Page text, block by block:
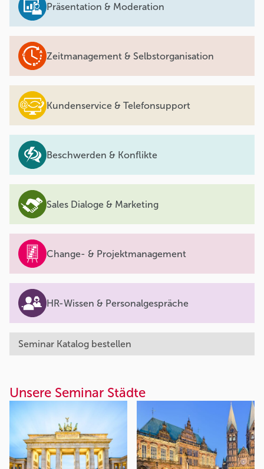
Präsentation & Moderation
Zeitmanagement & Selbstorganisation
Kundenservice & Telefonsupport
Beschwerden & Konflikte
Sales Dialoge & Marketing
Change- & Projektmanagement
HR-Wissen & Personalgespräche
Seminar Katalog bestellen
Unsere Seminar Städte